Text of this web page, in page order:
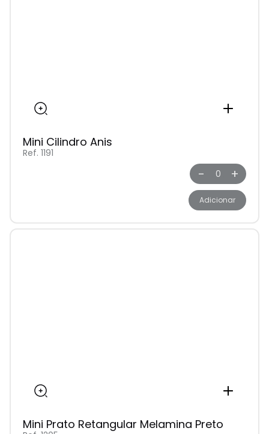
Mini Cilindro Anis
Ref. 1191
- +
Adicionar
Mini Prato Retangular Melamina Preto